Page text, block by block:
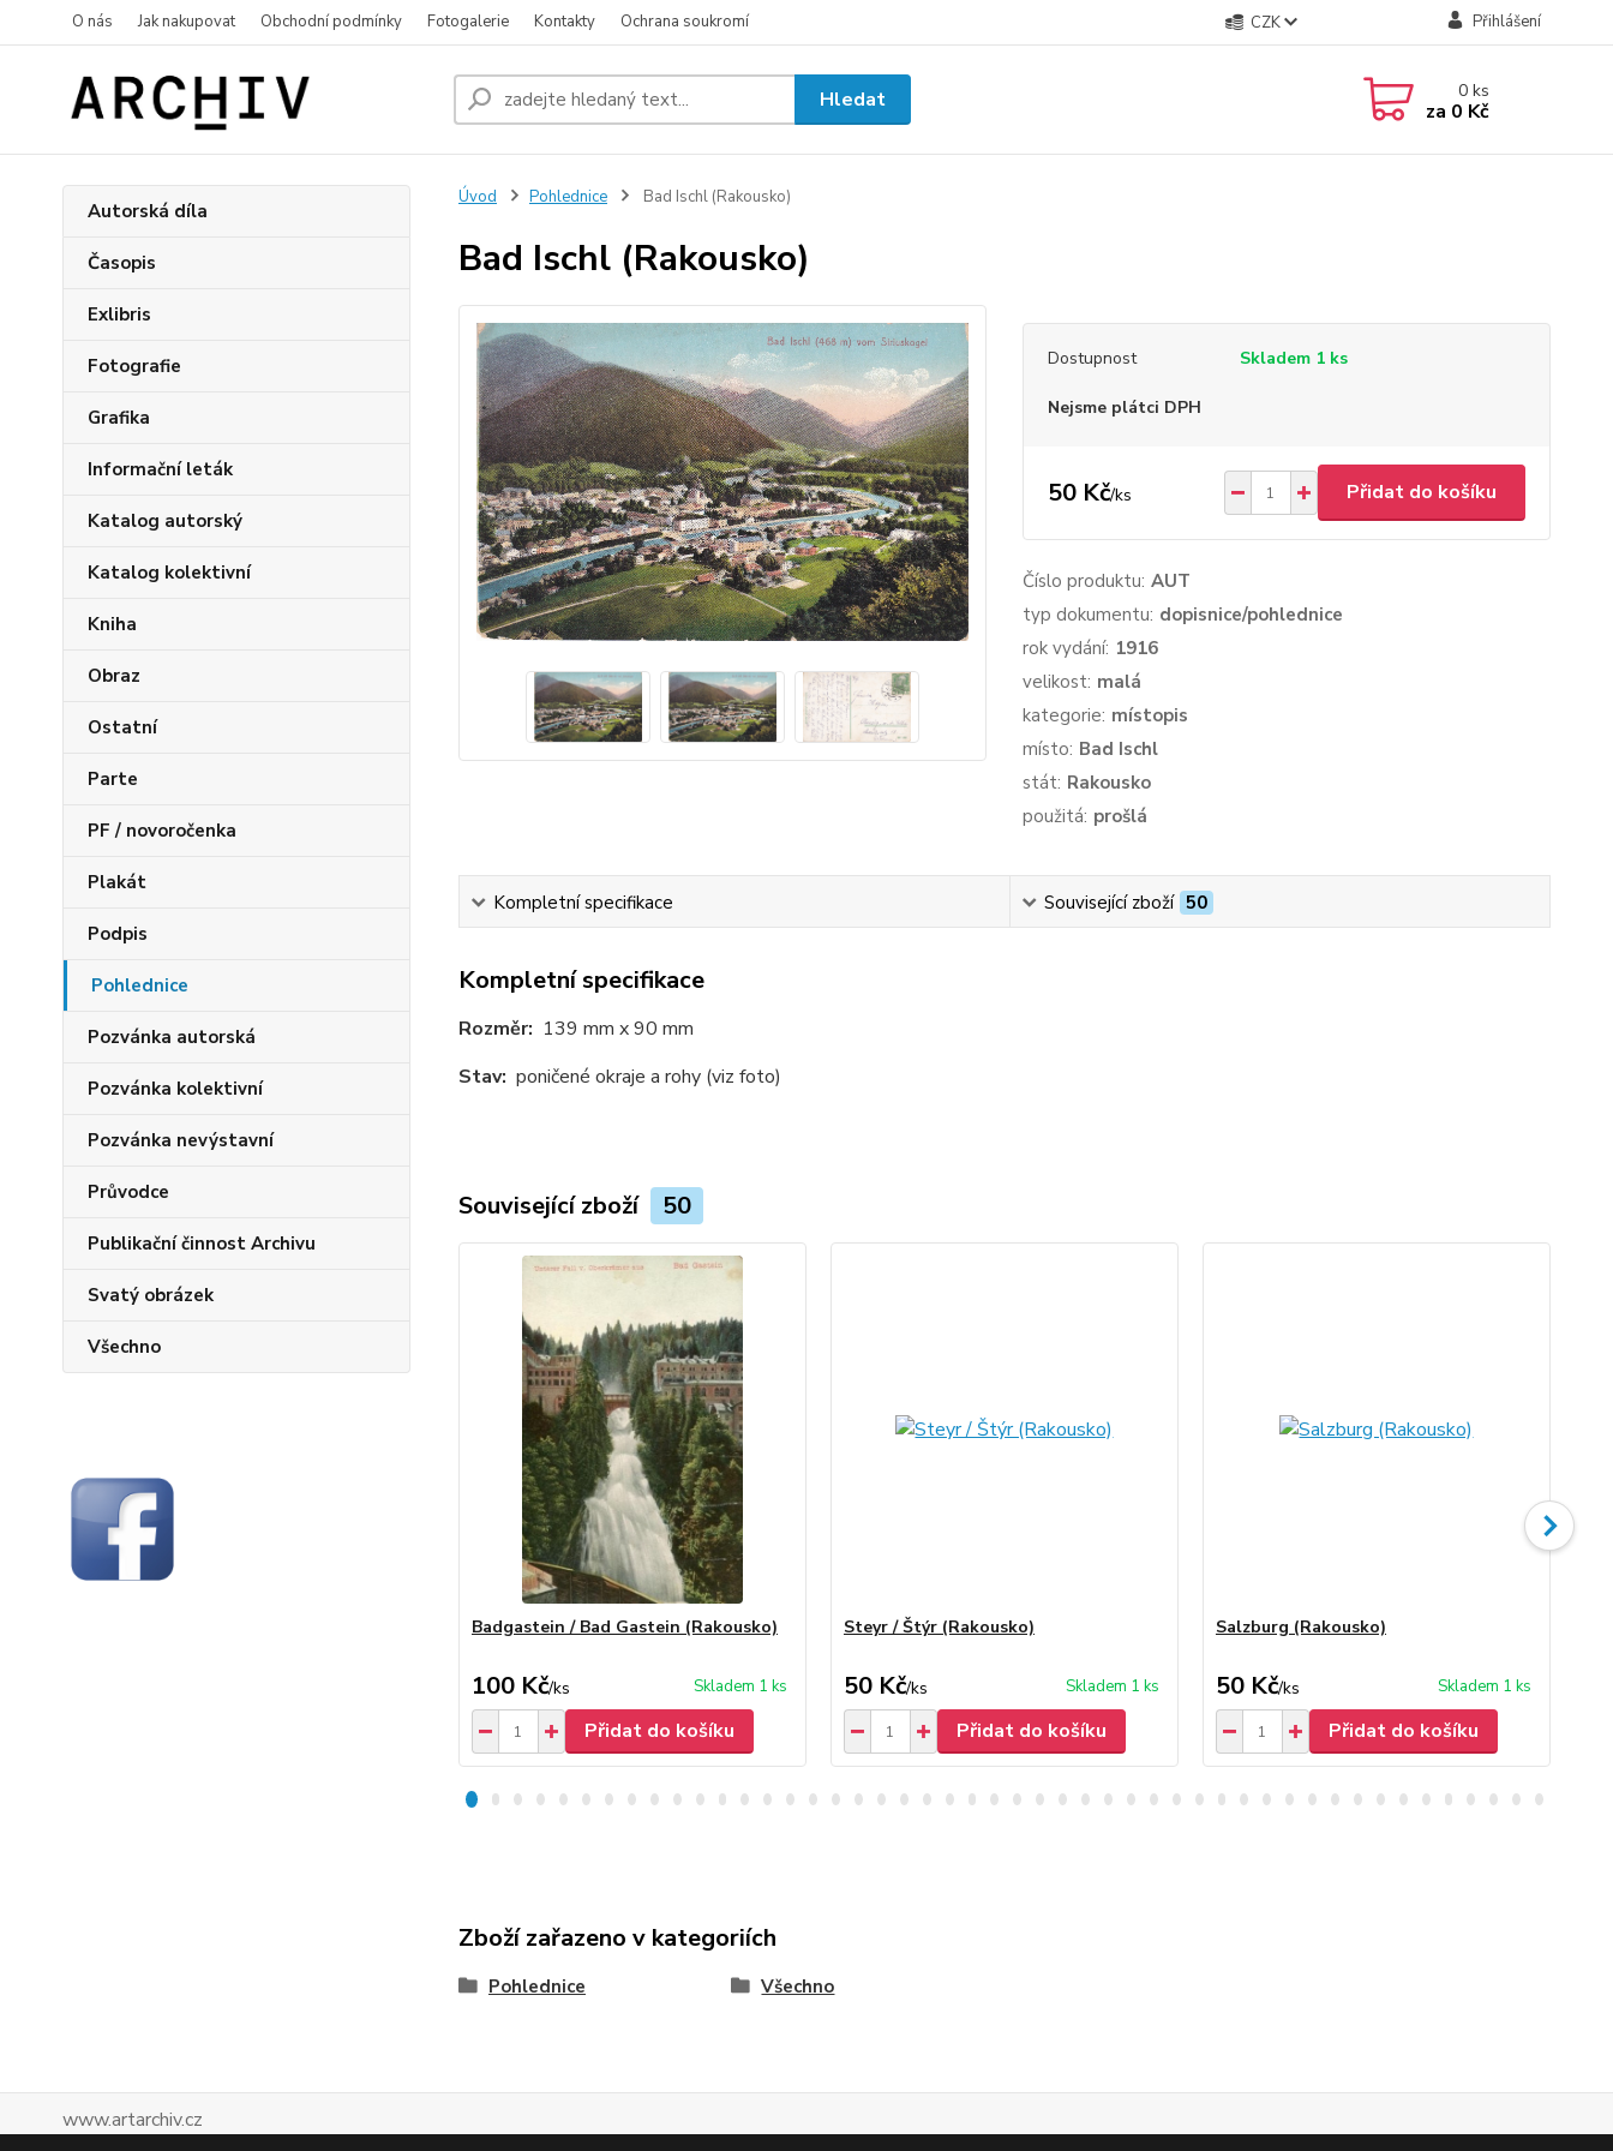
O nás Jak nakupovat Obchodní podmínky Fotogalerie Kontakty Ochrana soukromí CZK Přihlášení
Hledat 0ks
za 0 Kč
Autorská díla
Časopis
Exlibris
Fotografie
Grafika
Informační leták
Katalog autorský
Katalog kolektivní
Kniha
Obraz
Ostatní
Parte
PF / novoročenka
Plakát
Podpis
Pohlednice
Pozvánka autorská
Pozvánka kolektivní
Pozvánka nevýstavní
Průvodce
Publikační činnost Archivu
Svatý obrázek
Všechno
Úvod Pohlednice Bad Ischl (Rakousko)
Bad Ischl (Rakousko)
Dostupnost Skladem 1 ks
Nejsme plátci DPH
50 Kč/ks Přidat do košíku
Číslo produktu: AUT
typ dokumentu: dopisnice/pohlednice
rok vydání: 1916
velikost: malá
kategorie: místopis
místo: Bad Ischl
stát: Rakousko
použitá: prošlá
Kompletní specifikace Související zboží 50
Kompletní specifikace
Rozměr: 139 mm x 90 mm
Stav: poničené okraje a rohy (viz foto)
Související zboží 50
Badgastein / Bad Gastein (Rakousko)
100 Kč/ks Skladem 1 ks
Přidat do košíku
Steyr / Štýr (Rakousko)
50 Kč/ks Skladem 1 ks
Přidat do košíku
Salzburg (Rakousko)
50 Kč/ks Skladem 1 ks
Přidat do košíku
Zboží zařazeno v kategoriích
Pohlednice Všechno
www.artarchiv.cz